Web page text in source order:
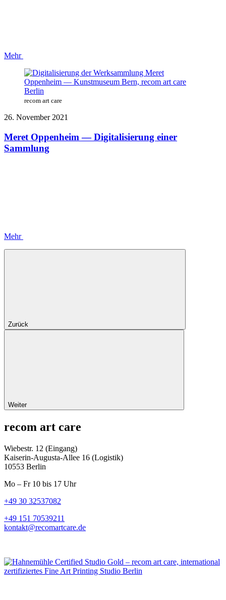
Mehr
recom art care
26. November 2021
Meret Oppenheim — Digitalisierung einer
Sammlung
Mehr
Zurück
Weiter
recom art care
Wiebestr. 12 (Eingang)
Kaiserin-Augusta-Allee 16 (Logistik)
10553 Berlin
Mo – Fr 10 bis 17 Uhr
+49 30 32537082
+49 151 70539211
kontakt@recomartcare.de